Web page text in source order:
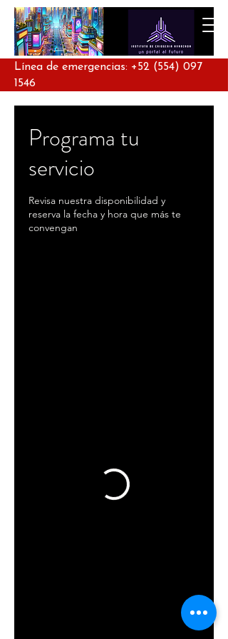
Línea de emergencias: +52 (554) 097
1546
Programa tu
servicio
Revisa nuestra disponibilidad y
reserva la fecha y hora que más te
convengan